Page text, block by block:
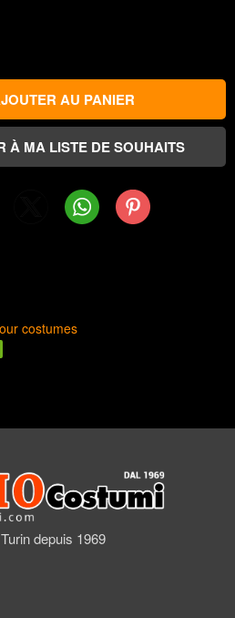
WhatsAppPinterest
costumes
depuis 1969